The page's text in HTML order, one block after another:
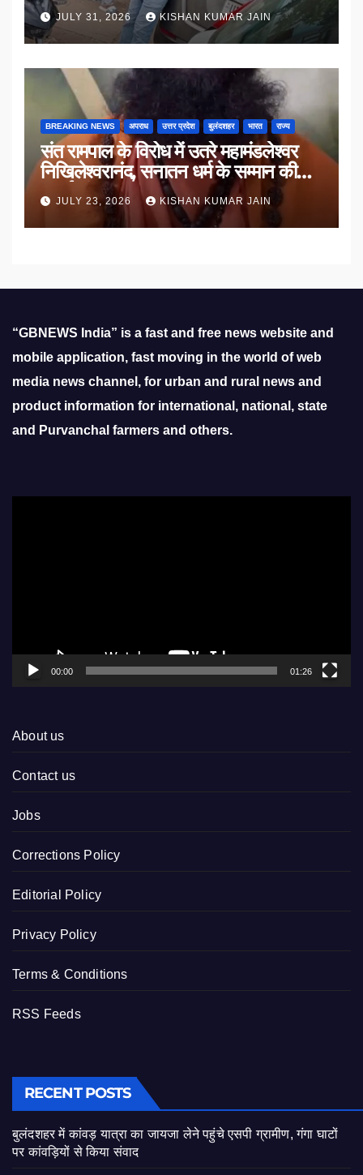
JULY 31, 2026 KISHAN KUMAR JAIN
BREAKING NEWS अपराध उत्तर प्रदेश बुलंदशहर भारत राज्य
संत रामपाल के विरोध में उतरे महामंडलेश्वर
निखिलेश्वरानंद, सनातन धर्म के सम्मान की
उठाई मांग
JULY 23, 2026 KISHAN KUMAR JAIN
“GBNEWS India” is a fast and free news website and
mobile application, fast moving in the world of web
media news channel, for urban and rural news and
product information for international, national, state
and Purvanchal farmers and others.
00:00 01:26
About us
Contact us
Jobs
Corrections Policy
Editorial Policy
Privacy Policy
Terms & Conditions
RSS Feeds
RECENT POSTS
बुलंदशहर में कांवड़ यात्रा का जायजा लेने पहुंचे एसपी ग्रामीण, गंगा घाटों
पर कांवड़ियों से किया संवाद